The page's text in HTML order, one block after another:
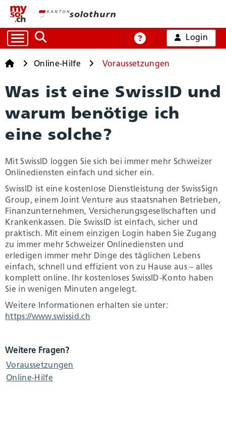
Auf die Suche zugreifen
Online-Hilfe
Login
Startseite
Alle Dienstleistungen
Arbeit und Handel
Bildung, Kultur und Sport
Gesundheit und Soziales
Mobilität und Verkehr
Umwelt und Bauen
Persönliches
Geld und Steuern
Staat, Recht und Sicherheit
Startseite
Online-Hilfe Voraussetzungen
Was ist eine SwissID und
warum benötige ich
eine solche?
Mit SwissID loggen Sie sich bei immer mehr Schweizer
Onlinediensten einfach und sicher ein.
SwissID ist eine kostenlose Dienstleistung der SwissSign
Group, einem Joint Venture aus staatsnahen Betrieben,
Finanzunternehmen, Versicherungsgesellschaften und
Krankenkassen. Die SwissID ist einfach, sicher und
praktisch. Mit einem einzigen Login haben Sie Zugang
zu immer mehr Schweizer Onlinediensten und
erledigen immer mehr Dinge des täglichen Lebens
einfach, schnell und effizient von zu Hause aus – alles
komplett online. Ihr kostenloses SwissID-Konto haben
Sie in wenigen Minuten angelegt.
Weitere Informationen erhalten sie unter:
https://www.swissid.ch
Weitere Fragen?
Voraussetzungen
Online-Hilfe